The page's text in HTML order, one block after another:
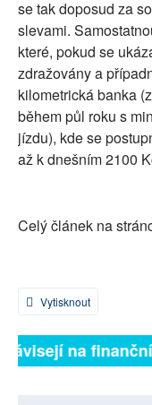
se tak doposud za
slevami.
které, pokud se
zdražovány a
kilometrická banka
během půl roku s
jízdu), kde se
až k dnešním 2100
Celý článek na
Vytisknout
na